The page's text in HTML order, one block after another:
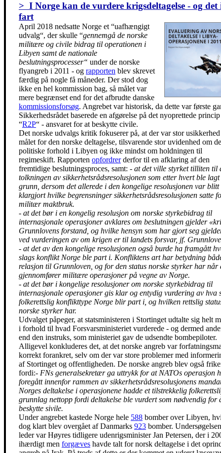
> I Norge kan de vurdere krigsdeltagelse - og det
fart
April 2018 nedsatte Norge et “uafhængigt
udvalg“, der skulle “gennemgå de norske
militære og civile bidrag til operationen i
Libyen samt de nationale
beslutningsprocesser“ under de norske
flyangreb i 2011 - og rapporten blev skrevet
færdig på nogle få måneder. Der stod dog
ikke en hel kommission bag, så målet var
mere begrænset end for det afbrudte danske
kommissionsforsøg. Angrebet var historisk, da dette var første
Sikkerhedsrådet baserede en afgørelse på det nyoprettede princip
“R2P“ - ansvaret for at beskytte civile.
Det norske udvalgs kritik fokuserer på, at der var stor
målet for den norske deltagelse, tilsvarende stor uvidenhed om de
politiske forhold i Libyen og ikke mindst om holdningen til
regimeskift. Rapporten opfordrerderfor til en afklaring af den
fremtidige beslutningsproces, samt: - at det ville styrket tilliten til
tolkningen av sikkerhetsrådsresolusjonen som etter hvert ble
grunn, dersom det allerede i den kongelige resolusjonen var blitt
klargjort hvilke begrensninger sikkerhetsrådsresolusjonen satte
militær maktbruk.
- at det bør i en kongelig resolusjon om norske styrkebidrag til
internasjonale operasjoner avklares om beslutningen gjelder
Grunnlovens forstand, og hvilke hensyn som har gjort seg
ved vurderingen av om krigen er til landets forsvar, jf.
- at det av den kongelige resolusjonen også burde ha framgått
slags konflikt Norge ble part i. Konfliktens art har betydning
relasjon til Grunnloven, og for den status norske styrker har når
gjennomfører militære operasjoner på vegne av Norge.
- at det bør i kongelige resolusjoner om norske styrkebidrag til
internasjonale operasjoner gis klar og entydig vurdering av hva
folkerettslig konflikttype Norge blir part i, og hvilken rettslig
norske styrker har.
Udvalget påpeger, at statsministeren i Stortinget udtalte sig helt
i forhold til hvad Forsvarsministeriet vurderede - og dermed
end den instruks, som ministeriet gav de udsendte bombepiloter.
Alligevel konkluderes det, at det norske angreb var
korrekt forankret, selv om der var store problemer med
af Stortinget og offentligheden. De norske angreb blev også
fordi:- FNs generalsekretær ga uttrykk for at NATOs operasjon
foregått innenfor rammen av sikkerhetsrådsresolusjonens
Norges deltakelse i operasjonene hadde et tilstrekkelig
grunnlag nettopp fordi deltakelse ble vurdert som nødvendig for
beskytte sivile.
Under angrebet kastede Norge hele 588 bomber over Libyen,
dog klart blev overgået af Danmarks 923 bomber.
leder var Høyres tidligere udenrigsminister Jan Petersen, der i
ihærdigt men forgæves havde talt for norsk deltagelse i det